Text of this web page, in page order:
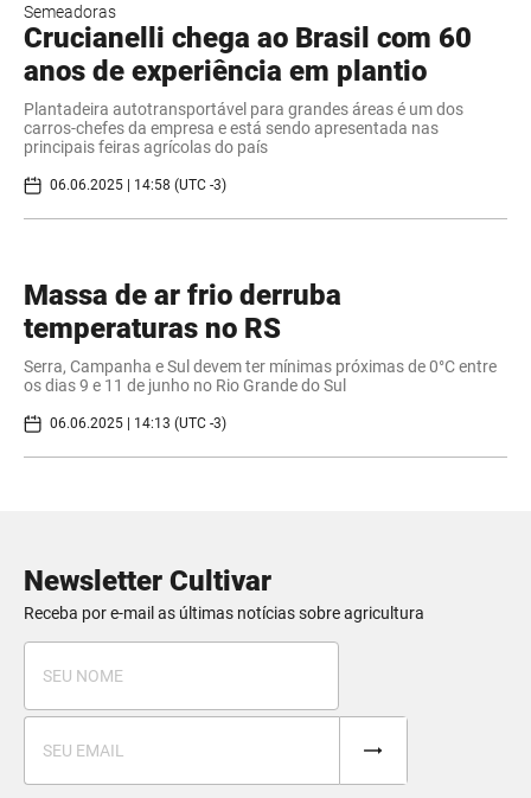
Semeadoras
Crucianelli chega ao Brasil com 60
anos de experiência em plantio
Plantadeira autotransportável para grandes áreas é um dos
carros-chefes da empresa e está sendo apresentada nas
principais feiras agrícolas do país
06.06.2025 | 14:58 (UTC -3)
Massa de ar frio derruba
temperaturas no RS
Serra, Campanha e Sul devem ter mínimas próximas de 0°C entre
os dias 9 e 11 de junho no Rio Grande do Sul
06.06.2025 | 14:13 (UTC -3)
Newsletter Cultivar
Receba por e-mail as últimas notícias sobre agricultura